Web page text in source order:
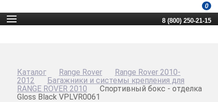
8 (800) 250-21-15
0
Каталог Range Rover
Range Rover 2010-
2012
Багажники и системы крепления для
RANGE ROVER 2010
Спортивный бокс - отделка
Gloss Black VPLVR0061